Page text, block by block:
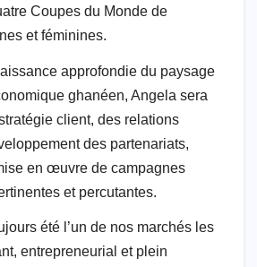
Coupes du Monde de
et féminines.
approfondie du paysage
ghanéen, Angela sera
client, des relations
des partenariats,
en œuvre de campagnes
et percutantes.
été l’un de nos marchés les
entrepreneurial et plein